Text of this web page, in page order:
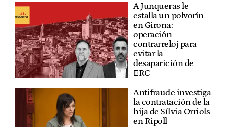
A Junqueras le
estalla un polvorín
en Girona:
operación
contrarreloj para
evitar la
desaparición de
ERC
Antifraude investiga
la contratación de la
hija de Sílvia Orriols
en Ripoll